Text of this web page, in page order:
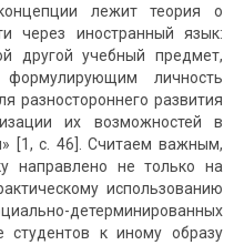
лежит теория о
через иностранный язык:
другой учебный предмет,
личность
разностороннего развития
их возможностей в
[1, с. 46]. Считаем важным,
направлено не только на
использованию
детерминированных
к иному образу